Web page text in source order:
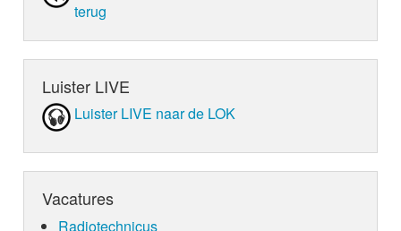
terug
Luister LIVE
Luister LIVE naar de LOK
Vacatures
Radiotechnicus